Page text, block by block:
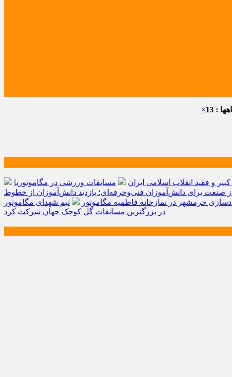
: 13
×
و فقید انقلاب اسلامی ایران
مسابقات ورزشی در مگاموتوربا
صنعت برای دانش‌آموزان فنی‌وحرفه‌ای؛ بازدید دانش‌آموزان از خطوط
خرمشهر در نمازخانه فاطمیه مگاموتور
تیم شهدای مگاموتور
در بزرگترین مسابقات گل کوچک جهان شرکت کرد